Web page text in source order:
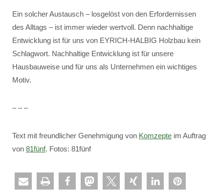
Ein solcher Austausch – losgelöst von den Erfordernissen
des Alltags – ist immer wieder wertvoll. Denn nachhaltige
Entwicklung ist für uns von EYRICH-HALBIG Holzbau kein
Schlagwort. Nachhaltige Entwicklung ist für unsere
Hausbauweise und für uns als Unternehmen ein wichtiges
Motiv.
– – –
Text mit freundlicher Genehmigung von Komzepte im Auftrag
von 81fünf. Fotos: 81fünf